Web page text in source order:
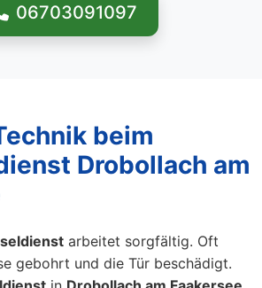
06703091097
beim
Drobollach am
arbeitet sorgfältig. Oft
gebohrt und die Tür beschädigt.